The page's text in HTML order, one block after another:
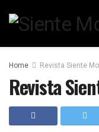
Home Revista Siente
Revista